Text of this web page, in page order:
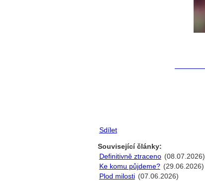
Sdílet
Související články:
Definitivně ztraceno (08.07.2026)
Ke komu půjdeme? (29.06.2026)
Plod milosti (07.06.2026)